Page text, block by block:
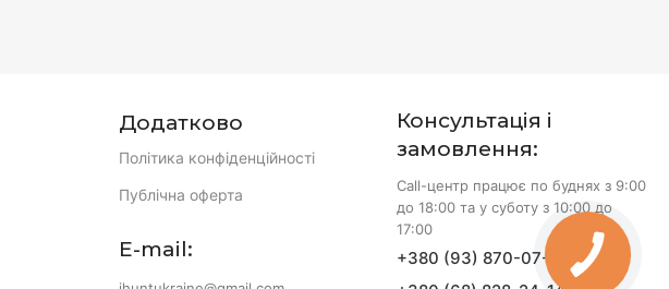
Додатково
Політика конфіденційності
Публічна оферта
E-mail:
Консультація і
замовлення:
Call-центр працює по буднях з 9:00
до 18:00 та у суботу з 10:00 до
17:00
+380 (93) 870-07-50